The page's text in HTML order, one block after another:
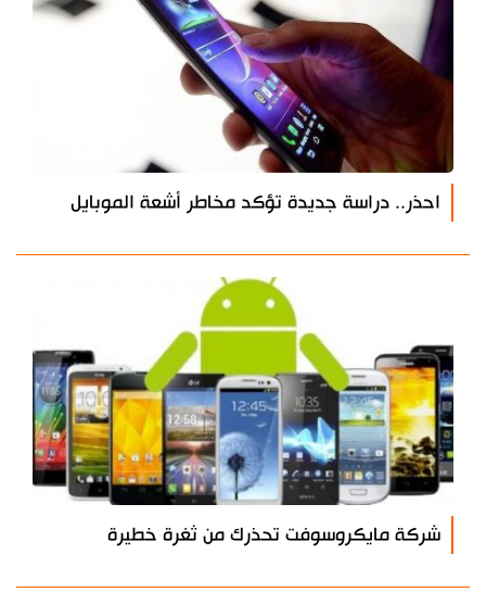
احذر.. دراسة جديدة تؤكد مخاطر أشعة الموبايل
شركة مايكروسوفت تحذرك من ثغرة خطيرة